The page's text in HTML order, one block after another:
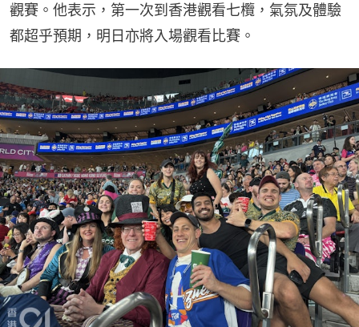
觀賽。他表示，第一次到香港觀看七欖，氣氛及體驗
都超乎預期，明日亦將入場觀看比賽。